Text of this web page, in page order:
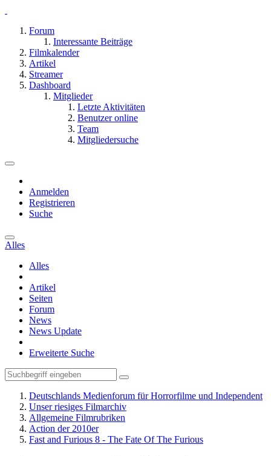
Forum
Interessante Beiträge
Filmkalender
Artikel
Streamer
Dashboard
Mitglieder
Letzte Aktivitäten
Benutzer online
Team
Mitgliedersuche
Anmelden
Registrieren
Suche
Alles
Alles
Artikel
Seiten
Forum
News
News Update
Erweiterte Suche
Deutschlands Medienforum für Horrorfilme und Independent
Unser riesiges Filmarchiv
Allgemeine Filmrubriken
Action der 2010er
Fast and Furious 8 - The Fate Of The Furious